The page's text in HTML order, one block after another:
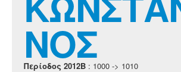
LoginΝΟΣ
Περίοδος 2012B : 1000 -> 1010